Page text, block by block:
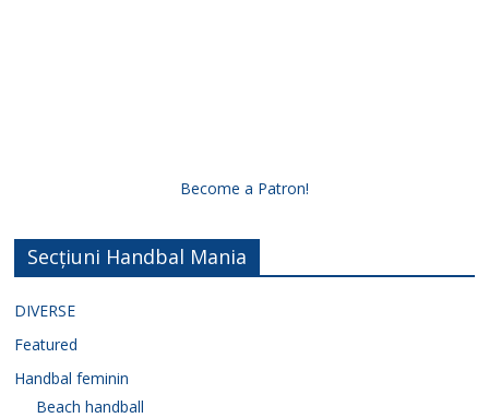
Become a Patron!
Secțiuni Handbal Mania
DIVERSE
Featured
Handbal feminin
Beach handball